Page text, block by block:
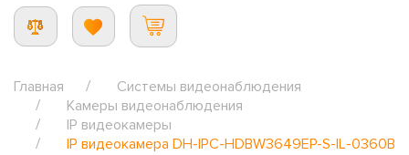
Главная
Системы видеонаблюдения
Камеры видеонаблюдения
IP видеокамеры
IP видеокамера DH-IPC-HDBW3649EP-S-IL-0360B